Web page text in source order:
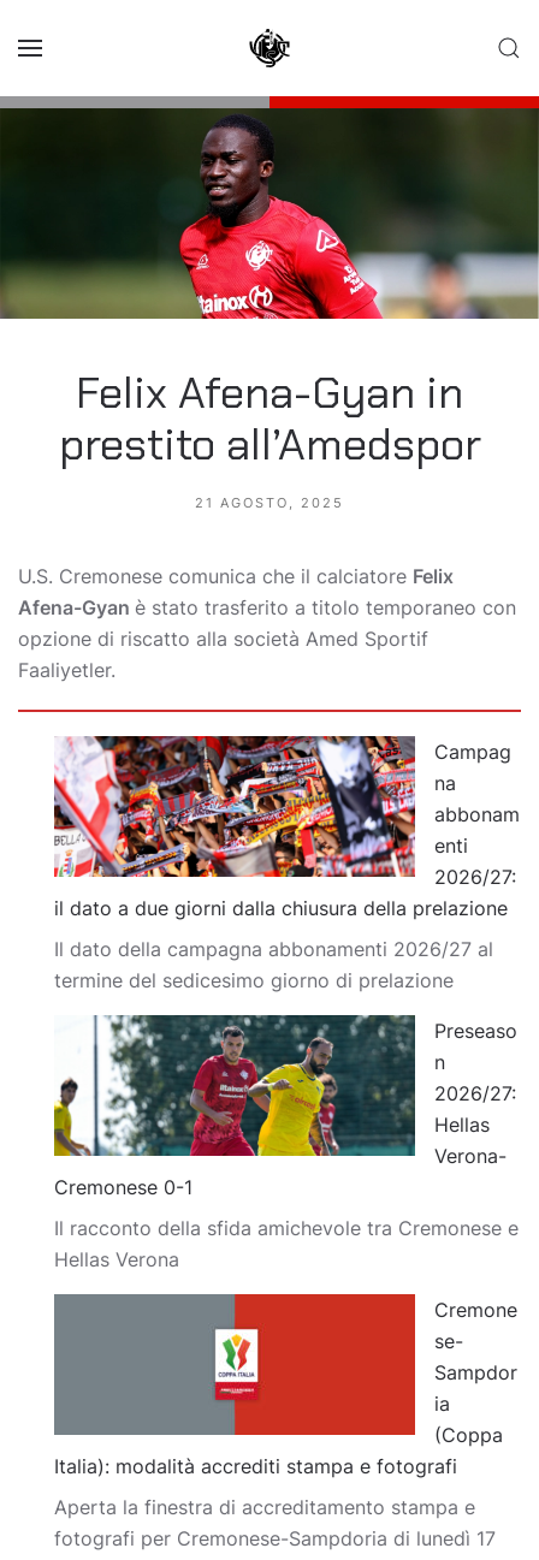
Felix Afena-Gyan in
prestito all’Amedspor
21 AGOSTO, 2025
U.S. Cremonese comunica che il calciatore Felix
Afena-Gyan è stato trasferito a titolo temporaneo con
opzione di riscatto alla società Amed Sportif
Faaliyetler.
Campag
na
abbonam
enti
2026/27:
il dato a due giorni dalla chiusura della prelazione
Il dato della campagna abbonamenti 2026/27 al
termine del sedicesimo giorno di prelazione
Preseaso
n
2026/27:
Hellas
Verona-
Cremonese 0-1
Il racconto della sfida amichevole tra Cremonese e
Hellas Verona
Cremone
se-
Sampdor
ia
(Coppa
Italia): modalità accrediti stampa e fotografi
Aperta la finestra di accreditamento stampa e
fotografi per Cremonese-Sampdoria di lunedì 17